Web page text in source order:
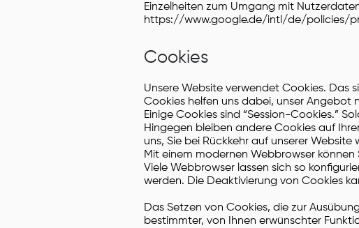
Einzelheiten zum Umgang mit
https://www.google.de/intl/de/policies/
Cookies
Unsere Website verwendet Cookies. Das
Cookies helfen uns dabei, unser Angebot
Einige Cookies sind “Session-Cookies.”
Hingegen bleiben andere Cookies auf
uns, Sie bei Rückkehr auf unserer Website
Mit einem modernen Webbrowser
Viele Webbrowser lassen sich so
werden. Die Deaktivierung von Cookies
Das Setzen von Cookies, die zur
bestimmter, von Ihnen erwünschter